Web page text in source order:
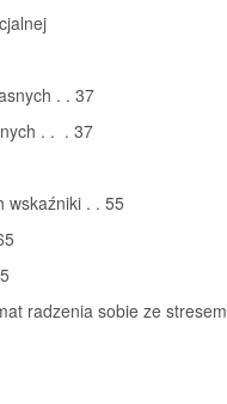
. . 37
. . . 37
wskaźniki . . 55
radzenia sobie ze stresem